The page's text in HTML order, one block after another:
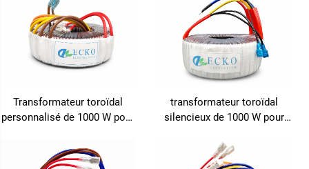
sortie stable et faible bruit à
50 Hz et 60 Hz
12 V, 18 V, 480 V, entrée 110
V, 220 V, 240 V, fréquence 50
Hz / 60 Hz
Transformateur toroïdal
personnalisé de 1000 W pour
transformateur toroïdal
silencieux de 1000 W pour